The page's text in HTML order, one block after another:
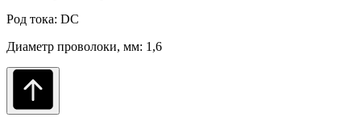
Род тока: DC
Диаметр проволоки, мм: 1,6